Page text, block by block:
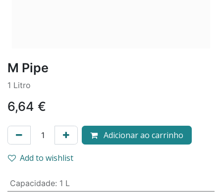
M Pipe
1 Litro
6,64 €
Adicionar ao carrinho
Add to wishlist
Capacidade: 1 L